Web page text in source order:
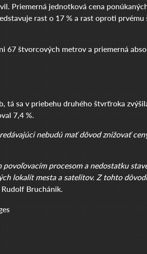
Priemerná jednotková cena
rast o 17 % a rast oproti
67 štvorcových metrov a priemerná
tá sa v priebehu druhého štvrťroka
7,4 %.
nebudú mať dôvod znižovať
procesom a nedostatku
lokalít mesta a satelitov. Z tohto
Rudolf Bruchánik.